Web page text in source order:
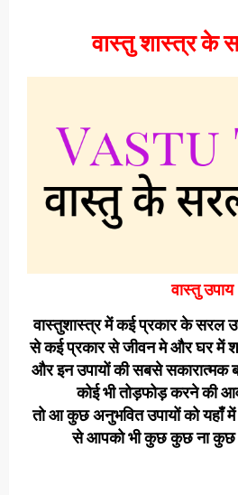
वास्तु शास्त्र के
वास्तु उपाय
वास्तुशास्त्र में कई प्रकार के सरल
से कई प्रकार से जीवन मे और घर में
और इन उपायों की सबसे सकारात्मक
कोई भी तोड़फोड़ करने की
तो आ कुछ अनुभवित उपायों को यहाँ में
से आपको भी कुछ कुछ ना कुछ